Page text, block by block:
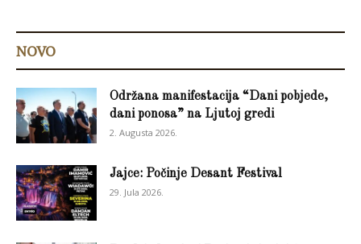
NOVO
Održana manifestacija “Dani pobjede,
dani ponosa” na Ljutoj gredi
2. Augusta 2026.
Jajce: Počinje Desant Festival
29. Jula 2026.